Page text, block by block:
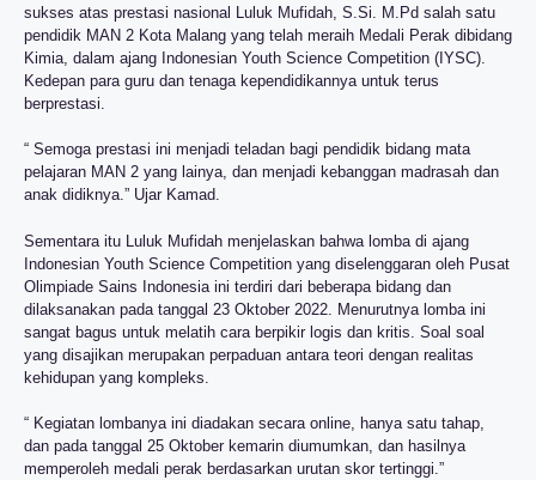
sukses atas prestasi nasional Luluk Mufidah, S.Si. M.Pd salah satu
pendidik MAN 2 Kota Malang yang telah meraih Medali Perak dibidang
Kimia, dalam ajang Indonesian Youth Science Competition (IYSC).
Kedepan para guru dan tenaga kependidikannya untuk terus
berprestasi.
“ Semoga prestasi ini menjadi teladan bagi pendidik bidang mata
pelajaran MAN 2 yang lainya, dan menjadi kebanggan madrasah dan
anak didiknya.” Ujar Kamad.
Sementara itu Luluk Mufidah menjelaskan bahwa lomba di ajang
Indonesian Youth Science Competition yang diselenggaran oleh Pusat
Olimpiade Sains Indonesia ini terdiri dari beberapa bidang dan
dilaksanakan pada tanggal 23 Oktober 2022. Menurutnya lomba ini
sangat bagus untuk melatih cara berpikir logis dan kritis. Soal soal
yang disajikan merupakan perpaduan antara teori dengan realitas
kehidupan yang kompleks.
“ Kegiatan lombanya ini diadakan secara online, hanya satu tahap,
dan pada tanggal 25 Oktober kemarin diumumkan, dan hasilnya
memperoleh medali perak berdasarkan urutan skor tertinggi.”